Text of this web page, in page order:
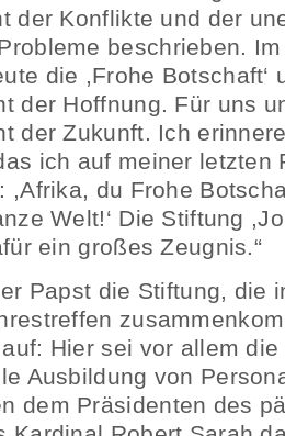
der Konflikte und der
beschrieben.
die ,Frohe Botschaft‘
der Hoffnung. Für uns
der Zukunft. Ich
ich auf meiner letzten
,Afrika, du Frohe
Welt!‘ Die Stiftung
ein großes Zeugnis.“
Papst die Stiftung, die
Hier sei vor allem
Ausbildung von
dem Präsidenten des